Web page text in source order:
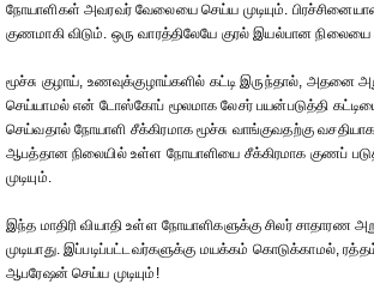
நோயாளிகள் அவரவர் வேலையை செய்ய முடியும்.
குணமாகி விடும். ஒரு வாரத்திலேயே குரல் இயல்பான
மூச்சு குழாய், உணவுக்குழாய்களில் கட்டி இருந்தால், அதனை
செய்யாமல் என் டோஸ்கோப் மூலமாக லேசர் பயன்படுத்தி
செய்வதால் நோயாளி சீக்கிரமாக மூச்சு வாங்குவதற்கு வசதியாக
ஆபத்தான நிலையில் உள்ள நோயாளியை சீக்கிரமாக குணப்
முடியும்.
இந்த மாதிரி வியாதி உள்ள நோயாளிகளுக்கு சிலர் சாதாரண
முடியாது. இப்படிப்பட்டவர்களுக்கு மயக்கம் கொடுக்காமல்,
ஆபரேஷன் செய்ய முடியும்!